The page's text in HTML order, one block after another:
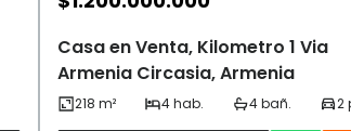
Casa en Venta, Kilometro 1 Via
Armenia Circasia, Armenia